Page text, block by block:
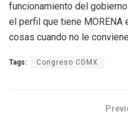
funcionamiento del
el perfil que tiene MORENA
cosas cuando no le
Tags: Congreso CDMX